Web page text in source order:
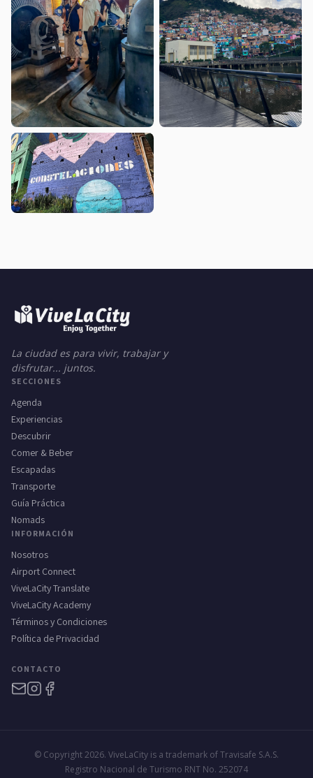
La ciudad es para vivir, trabajar y
disfrutar... juntos.
SECCIONES
Agenda
Experiencias
Descubrir
Comer & Beber
Escapadas
Transporte
Guía Práctica
Nomads
INFORMACIÓN
Nosotros
Airport Connect
ViveLaCity Translate
ViveLaCity Academy
Términos y Condiciones
Política de Privacidad
CONTACTO
© Copyright 2026. ViveLaCity is a trademark of Travisafe S.A.S.
Registro Nacional de Turismo RNT No. 252074